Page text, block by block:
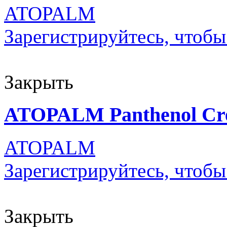
ATOPALM
Зарегистрируйтесь,
Закрыть
ATOPALM Panthenol
ATOPALM
Зарегистрируйтесь,
Закрыть